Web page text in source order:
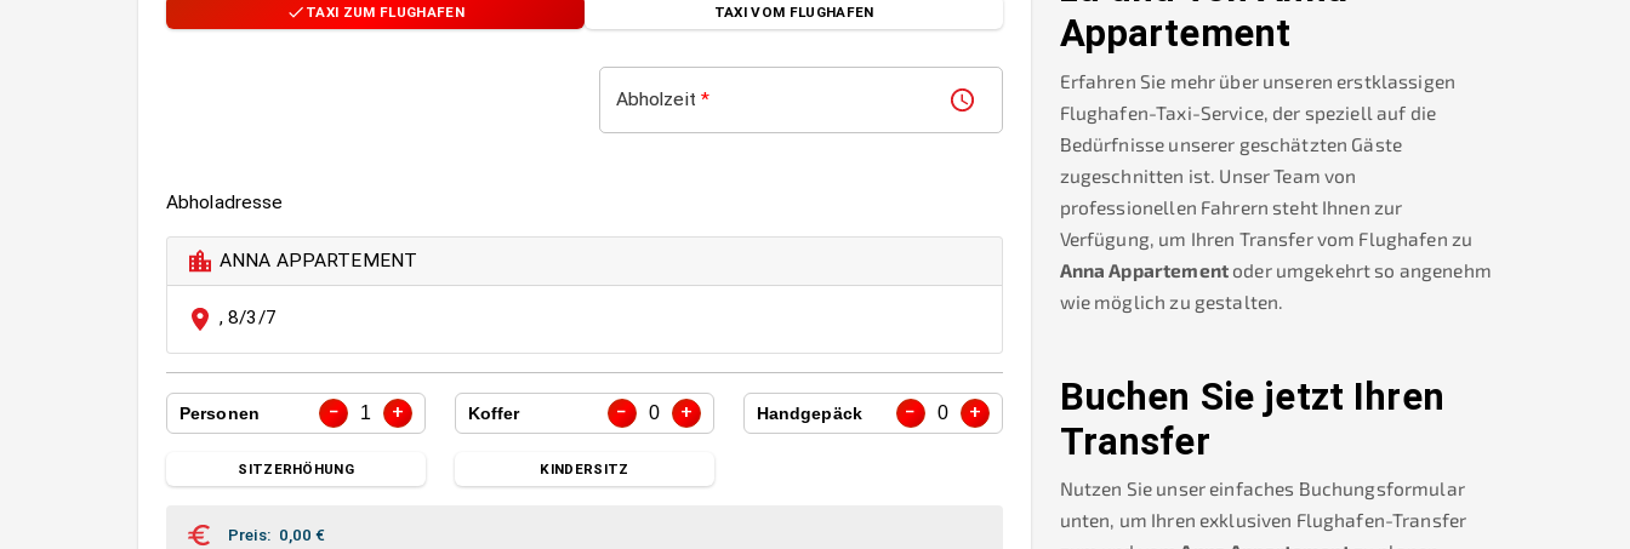
TAXI ZUM FLUGHAFEN TAXI VOM FLUGHAFEN
Abholzeit *
Abholadresse
ANNA APPARTEMENT
,8/3/7
Personen − 1 + Koffer − 0 + Handgepäck − 0 +
SITZERHÖHUNG KINDERSITZ
Preis: 0,00 €
Appartement
Erfahren Sie mehr über unseren erstklassigen
Flughafen-Taxi-Service, der speziell auf die
Bedürfnisse unserer geschätzten Gäste
zugeschnitten ist. Unser Team von
professionellen Fahrern steht Ihnen zur
Verfügung, um Ihren Transfer vom Flughafen zu
Anna Appartement oder umgekehrt so angenehm
wie möglich zu gestalten.
Buchen Sie jetzt Ihren
Transfer
Nutzen Sie unser einfaches Buchungsformular
unten, um Ihren exklusiven Flughafen-Transfer